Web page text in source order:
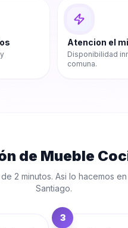
Atencion el
Disponibilidad
comuna.
de Mueble
2 minutos. Asi lo hacemos en
Santiago.
3